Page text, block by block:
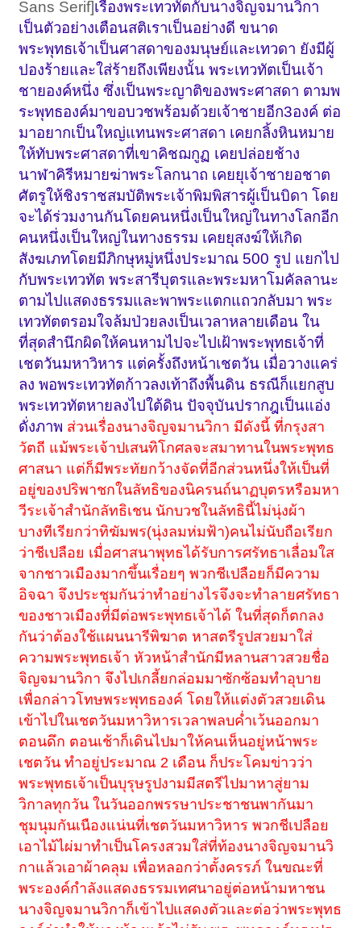
Sans Serif]เรื่องพระเทวทัตกับนางจิญจมานวิกา
เป็นตัวอย่างเตือนสติเราเป็นอย่างดี ขนาด
พระพุทธเจ้าเป็นศาสดาของมนุษย์และเทวดา ยังมีผู้
ปองร้ายและใส่ร้ายถึงเพียงนั้น พระเทวทัตเป็นเจ้า
ชายองค์หนึ่ง ซึ่งเป็นพระญาติของพระศาสดา ตามพ
ระพุทธองค์มาขอบวชพร้อมด้วยเจ้าชายอีก3องค์ ต่อ
มาอยากเป็นใหญ่แทนพระศาสดา เคยกลิ้งหินหมาย
ให้ทับพระศาสดาที่เขาคิชฌกูฏ เคยปล่อยช้าง
นาฬาคิรีหมายฆ่าพระโลกนาถ เคยยุเจ้าชายอชาต
ศัตรูให้ชิงราชสมบัติพระเจ้าพิมพิสารผู้เป็นบิดา โดย
จะได้ร่วมงานกันโดยคนหนึ่งเป็นใหญ่ในทางโลกอีก
คนหนึ่งเป็นใหญ่ในทางธรรม เคยยุสงฆ์ให้เกิด
สังฆเภทโดยมีภิกษุหมู่หนึ่งประมาณ 500 รูป แยกไป
กับพระเทวทัต พระสารีบุตรและพระมหาโมคัลลานะ
ตามไปแสดงธรรมและพาพระแตกแถวกลับมา พระ
เทวทัตตรอมใจล้มป่วยลงเป็นเวลาหลายเดือน ใน
ที่สุดสำนึกผิดให้คนหามไปจะไปเฝ้าพระพุทธเจ้าที่
เชตวันมหาวิหาร แต่ครั้งถึงหน้าเชตวัน เมื่อวางแคร่
ลง พอพระเทวทัตก้าวลงเท้าถึงพื้นดิน ธรณีก็แยกสูบ
พระเทวทัตหายลงไปใต้ดิน ปัจจุบันปรากฎเป็นแอ่ง
ดั่งภาพ ส่วนเรื่องนางจิญจมานวิกา มีดังนี้ ที่กรุงสา
วัตถี แม้พระเจ้าปเสนทิโกศลจะสมาทานในพระพุทธ
ศาสนา แต่ก็มีพระทัยกว้างจัดที่อีกส่วนหนึ่งให้เป็นที่
อยู่ของปริพาชกในลัทธิของนิครนถ์นาฏบุตรหรือมหา
วีระเจ้าสำนักลัทธิเชน นักบวชในลัทธินี้ไม่นุ่งผ้า
บางทีเรียกว่าทิฆัมพร(นุ่งลมห่มฟ้า)คนไม่นับถือเรียก
ว่าชีเปลือย เมื่อศาสนาพุทธได้รับการศรัทธาเลื่อมใส
จากชาวเมืองมากขึ้นเรื่อยๆ พวกชีเปลือยก็มีความ
อิจฉา จึงประชุมกันว่าทำอย่างไรจึงจะทำลายศรัทธา
ของชาวเมืองที่มีต่อพระพุทธเจ้าได้ ในที่สุดก็ตกลง
กันว่าต้องใช้แผนนารีพิฆาต หาสตรีรูปสวยมาใส่
ความพระพุทธเจ้า หัวหน้าสำนักมีหลานสาวสวยชื่อ
จิญจมานวิกา จึงไปเกลี้ยกล่อมมาซักซ้อมทำอุบาย
เพื่อกล่าวโทษพระพุทธองค์ โดยให้แต่งตัวสวยเดิน
เข้าไปในเชตวันมหาวิหารเวลาพลบค่ำเว้นออกมา
ตอนดึก ตอนเช้าก็เดินไปมาให้คนเห็นอยู่หน้าพระ
เชตวัน ทำอยู่ประมาณ 2 เดือน ก็ประโคมข่าวว่า
พระพุทธเจ้าเป็นบุรุษรูปงามมีสตรีไปมาหาสู่ยาม
วิกาลทุกวัน ในวันออกพรรษาประชาชนพากันมา
ชุมนุมกันเนืองแน่นที่เชตวันมหาวิหาร พวกชีเปลือย
เอาไม้ไผ่มาทำเป็นโครงสวมใส่ที่ท้องนางจิญจมานวิ
กาแล้วเอาผ้าคลุม เพื่อหลอกว่าตั้งครรภ์ ในขณะที่
พระองค์กำลังแสดงธรรมเทศนาอยู่ต่อหน้ามหาชน
นางจิญจมานวิกาก็เข้าไปแสดงตัวและต่อว่าพระพุทธ